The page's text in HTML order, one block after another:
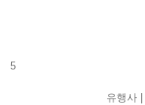
5
유행사